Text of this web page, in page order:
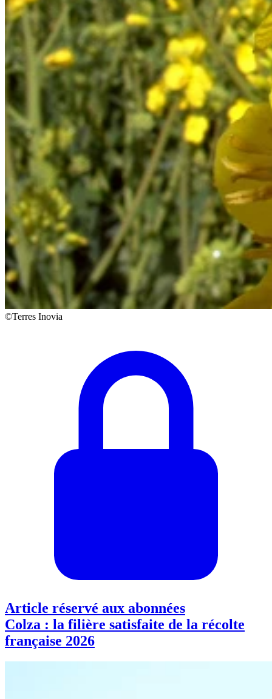
©Terres Inovia
Article réservé aux abonnées
Colza : la filière satisfaite de la récolte
française 2026